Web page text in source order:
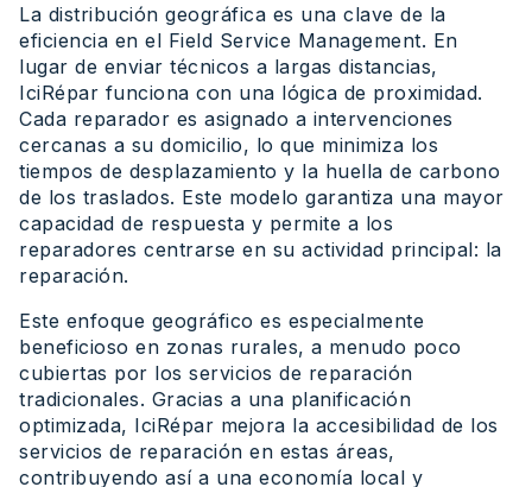
La distribución geográfica es una clave de la
eficiencia en el Field Service Management. En
lugar de enviar técnicos a largas distancias,
IciRépar funciona con una lógica de proximidad.
Cada reparador es asignado a intervenciones
cercanas a su domicilio, lo que minimiza los
tiempos de desplazamiento y la huella de carbono
de los traslados. Este modelo garantiza una mayor
capacidad de respuesta y permite a los
reparadores centrarse en su actividad principal: la
reparación.
Este enfoque geográfico es especialmente
beneficioso en zonas rurales, a menudo poco
cubiertas por los servicios de reparación
tradicionales. Gracias a una planificación
optimizada, IciRépar mejora la accesibilidad de los
servicios de reparación en estas áreas,
contribuyendo así a una economía local y